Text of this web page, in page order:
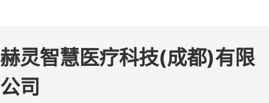
赫灵智慧医疗科技(成都)有限
公司